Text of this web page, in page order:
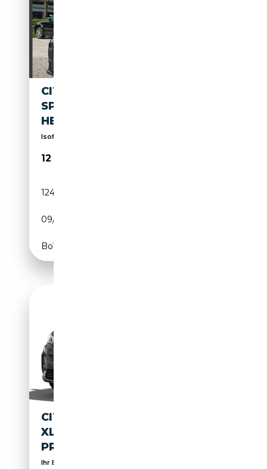
CITROEN SPACETOURER C4
SPACETOURER FEEL NAVI. E-
HECKKL. KEYLESS
Isofix, Vitres teintées, Airbags latéraux, Capteur...
12 990€
124 403 km
09/2020
Boîte manuelle
CITROEN SPACETOURER PLUS
XL 9S KLIMAP LED CARP PDC
PRIVG 132 KW (17...
Ihr EU-Neuwagen-Spezialist seit über 20 Jahren